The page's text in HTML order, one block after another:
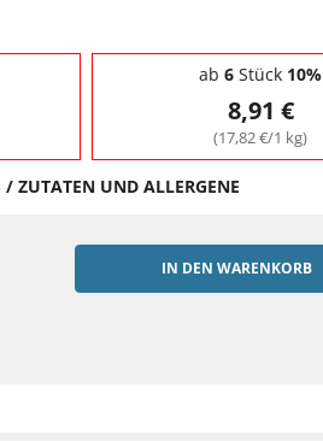
ab 6 Stück 10%
8,91 €
(17,82 €/1 kg)
/ ZUTATEN UND ALLERGENE
IN DEN WARENKORB